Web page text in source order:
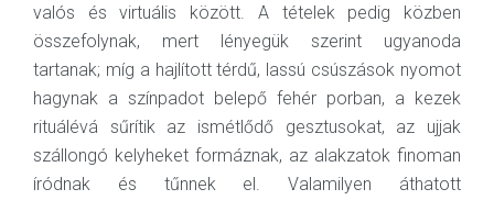
valós és virtuális között. A tételek pedig közben
összefolynak, mert lényegük szerint ugyanoda
tartanak; míg a hajlított térdű, lassú csúszások nyomot
hagynak a színpadot belepő fehér porban, a kezek
rituálévá sűrítik az ismétlődő gesztusokat, az ujjak
szállongó kelyheket formáznak, az alakzatok finoman
íródnak és tűnnek el. Valamilyen áthatott